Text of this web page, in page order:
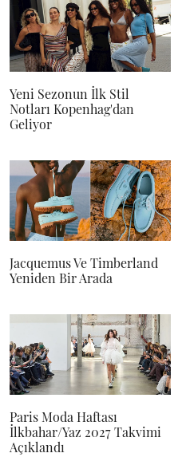
Yeni Sezonun İlk Stil
Notları Kopenhag'dan
Geliyor
Jacquemus Ve Timberland
Yeniden Bir Arada
Paris Moda Haftası
İlkbahar/Yaz 2027 Takvimi
Açıklandı